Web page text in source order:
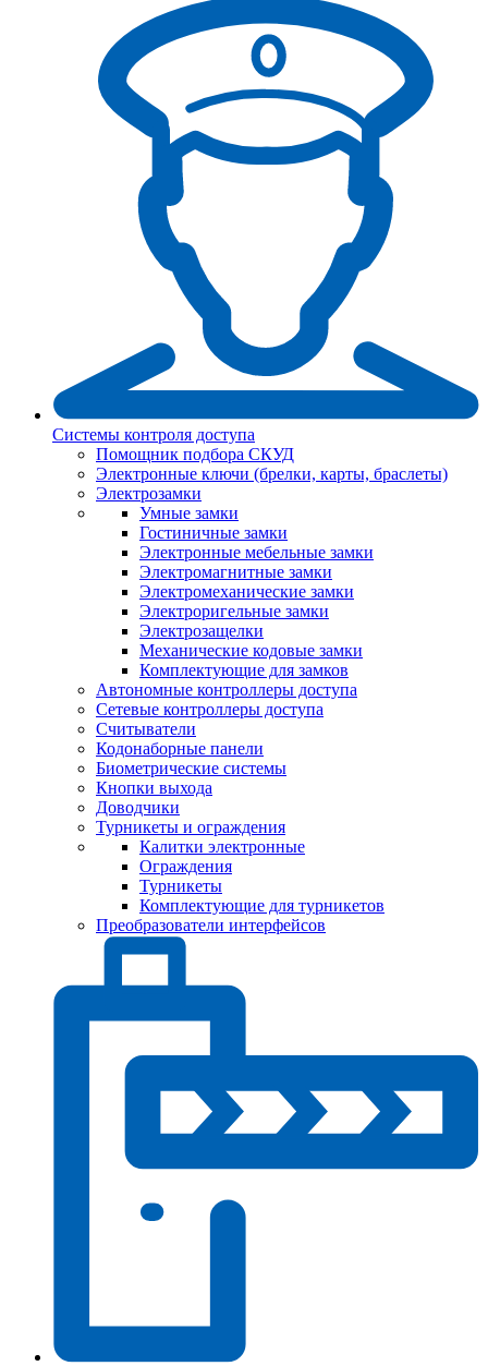
Системы контроля доступа
Помощник подбора СКУД
Электронные ключи (брелки, карты, браслеты)
Электрозамки
Умные замки
Гостиничные замки
Электронные мебельные замки
Электромагнитные замки
Электромеханические замки
Электроригельные замки
Электрозащелки
Механические кодовые замки
Комплектующие для замков
Автономные контроллеры доступа
Сетевые контроллеры доступа
Считыватели
Кодонаборные панели
Биометрические системы
Кнопки выхода
Доводчики
Турникеты и ограждения
Калитки электронные
Ограждения
Турникеты
Комплектующие для турникетов
Преобразователи интерфейсов